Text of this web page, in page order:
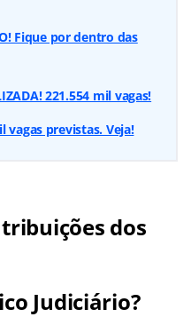
Fique por dentro das
221.554 mil vagas!
vagas previstas. Veja!
dos
Judiciário?